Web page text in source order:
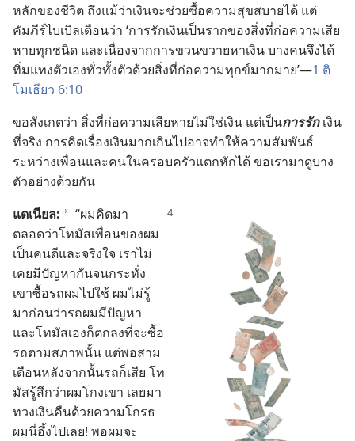
หลักของชีวิต ถึงแม้ว่าเงินจะช่วยซื้อความสุขสบายได้ แต่
คัมภีร์ไบเบิลเตือนว่า ‘การรักเงินเป็นรากของสิ่งที่ก่อความเสีย
หายทุกชนิด และเนื่องจากการขวนขวายหาเงิน บางคนจึงได้
ทิ่มแทงตัวเองทั่วทั้งตัวด้วยสิ่งที่ก่อความทุกข์มากมาย’—1 ติ
โมเธียว 6:10
ขอสังเกตว่า สิ่งที่ก่อความเสียหายไม่ใช่เงิน แต่เป็นการรักเงิน
ที่จริง การคิดเรื่องเงินมากเกินไปอาจทำให้ความสัมพันธ์
ระหว่างเพื่อนและคนในครอบครัวแตกหักได้ ขอเรามาดูบาง
ตัวอย่างด้วยกัน
แดเนียล: * “ผมคิดมา
ตลอดว่าโทมัสเพื่อนของผม
เป็นคนดีและจริงใจ เราไม่
เคยมีปัญหากันจนกระทั่ง
เขาซื้อรถผมไปใช้ ผมไม่รู้
มาก่อนว่ารถผมมีปัญหา
และโทมัสเองก็ตกลงที่จะซื้อ
รถตามสภาพนั้น แต่พอสาม
เดือนหลังจากนั้นรถก็เสีย โท
มัสรู้สึกว่าผมโกงเขา เลยมา
ทวงเงินคืนด้วยความโกรธ
ผมนี่อึ้งไปเลย! พอผมจะ